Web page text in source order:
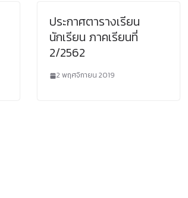
ประกาศตารางเรียน
นักเรียน ภาคเรียนที่
2/2562
2 พฤศจิกายน 2019